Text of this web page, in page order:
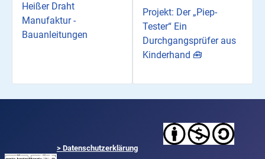
Heißer Draht
Manufaktur -
Bauanleitungen
Projekt: Der „Piep-
Tester“ Ein
Durchgangsprüfer aus
Kinderhand 🧰
> Datenschutzerklärung